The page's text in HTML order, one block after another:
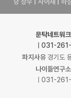
당 상우
사이재 하
문탁네트워크
ㅣ031-
파지사유경기도
나이듦연구소
ㅣ031-